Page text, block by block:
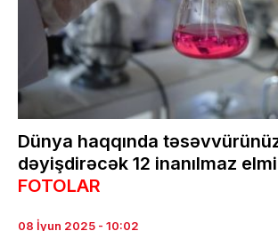
Dünya haqqında
dəyişdirəcək 12 inanılmaz
FOTOLAR
08 İyun 2025 - 10:02